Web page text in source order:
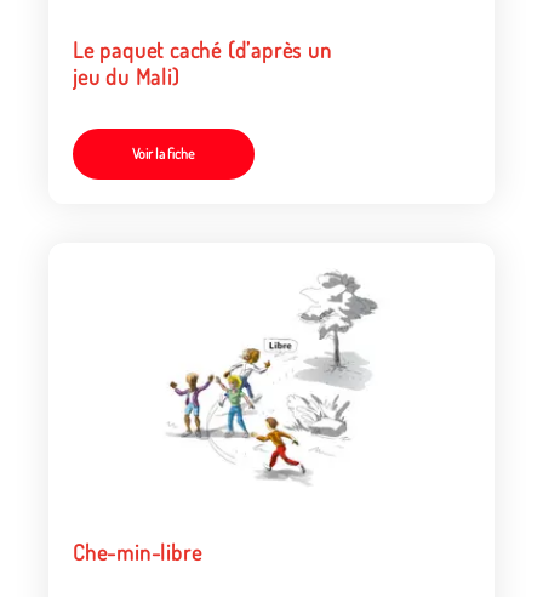
Le paquet caché (d’après un
jeu du Mali)
Voir la fiche
Che-min-libre